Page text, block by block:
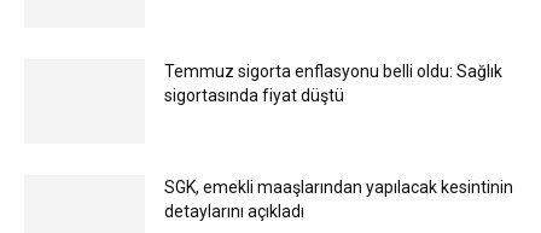
Temmuz sigorta enflasyonu belli oldu: Sağlık
sigortasında fiyat düştü
SGK, emekli maaşlarından yapılacak kesintinin
detaylarını açıkladı